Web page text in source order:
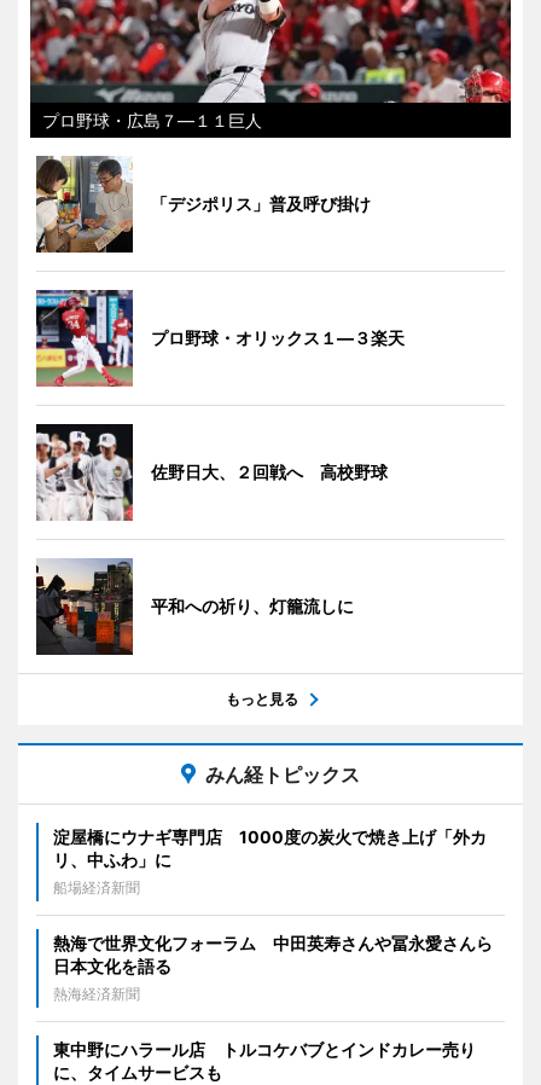
プロ野球・広島７―１１巨人
「デジポリス」普及呼び掛け
プロ野球・オリックス１―３楽天
佐野日大、２回戦へ 高校野球
平和への祈り、灯籠流しに
もっと見る
みん経トピックス
淀屋橋にウナギ専門店 1000度の炭火で焼き上げ「外カ
リ、中ふわ」に
船場経済新聞
熱海で世界文化フォーラム 中田英寿さんや冨永愛さんら
日本文化を語る
熱海経済新聞
東中野にハラール店 トルコケバブとインドカレー売り
に、タイムサービスも